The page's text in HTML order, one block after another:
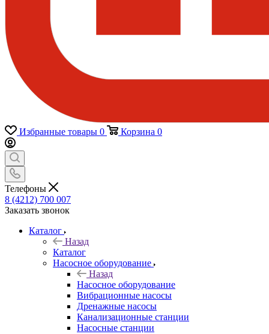
Избранные товары 0 Корзина 0
Телефоны
8 (4212) 700 007
Заказать звонок
Каталог
Назад
Каталог
Насосное оборудование
Назад
Насосное оборудование
Вибрационные насосы
Дренажные насосы
Канализационные станции
Насосные станции